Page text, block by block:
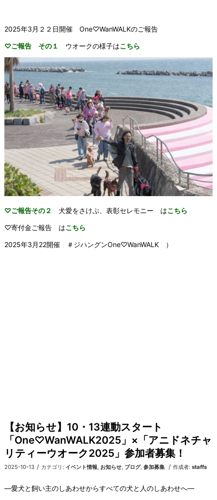
2025年3月２２日開催 One♡WanWALKのご報告
♡ご報告 その１ ウオークの様子はこちら
♡ご報告その２ 犬愛をさけぶ、表彰セレモニー はこちら
♡寄付金ご報告 はこちら
2025年3月22開催 ＃ジハングンOne♡WanWALK ）
【お知らせ】10・13連動スタート
「One♡WanWALK2025」×「アニドネチャ
リティーウオーク2025」参加者募集！
2025-10-13 / カテゴリ: イベント情報 お知らせ, ブログ, 参加募集 / 作成者: staffs
—愛犬と飼い主のしあわせからすべての犬と人のしあわせへ—